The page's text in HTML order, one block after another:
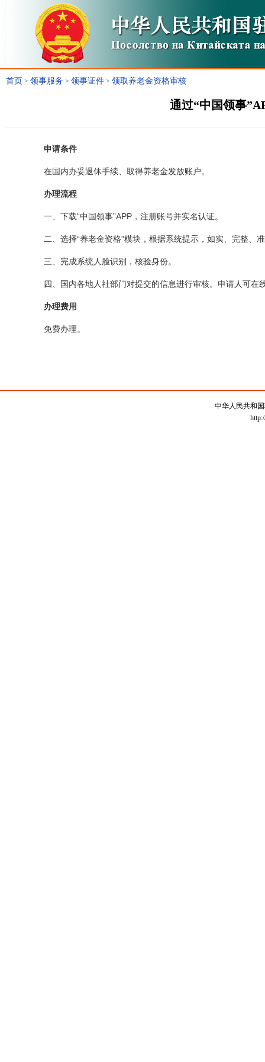
首页 > 领事服务 > 领事证件 > 领取养老金资格审核
通过“中国领事
申请条件
在国内办妥退休手续、取得养老金发放账户。
办理流程
一、下载“中国领事”APP，注册账号并实名认证。
二、选择“养老金资格”模块，根据系统提示，如实、完整、
三、完成系统人脸识别，核验身份。
四、国内各地人社部门对提交的信息进行审核。申请人可在
办理费用
免费办理。
中华人民共和